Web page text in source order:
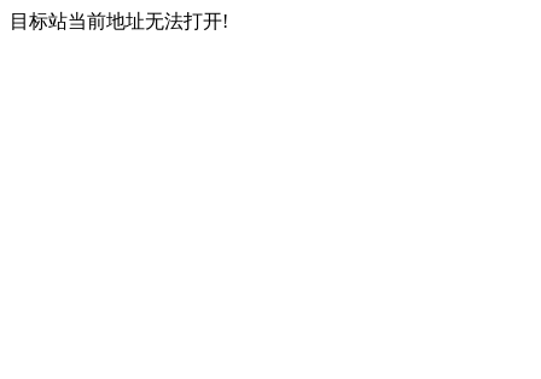
目标站当前地址无法打开!